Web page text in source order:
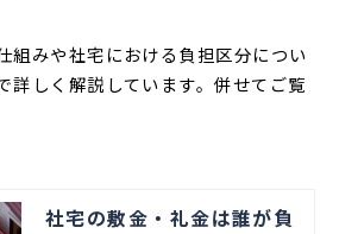
組みや社宅における負担区分につい
詳しく解説しています。併せてご覧
社宅の敷金・礼金は誰が負